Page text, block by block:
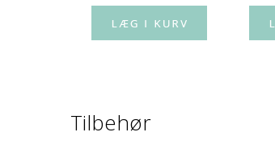
Tilbehør